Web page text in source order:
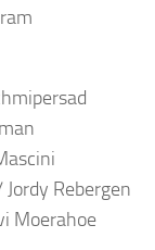
Rebergen
Moerahoe